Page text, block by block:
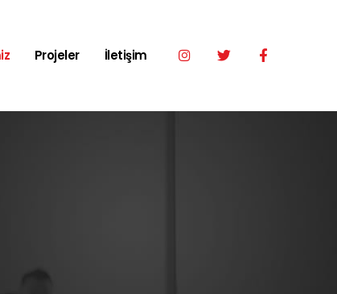
Projeler İletişim